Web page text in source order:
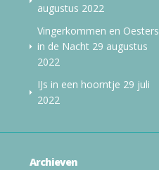
augustus 2022
Vingerkommen en Oesters
in de Nacht 29 augustus
2022
IJs in een hoorntje 29 juli
2022
Archieven